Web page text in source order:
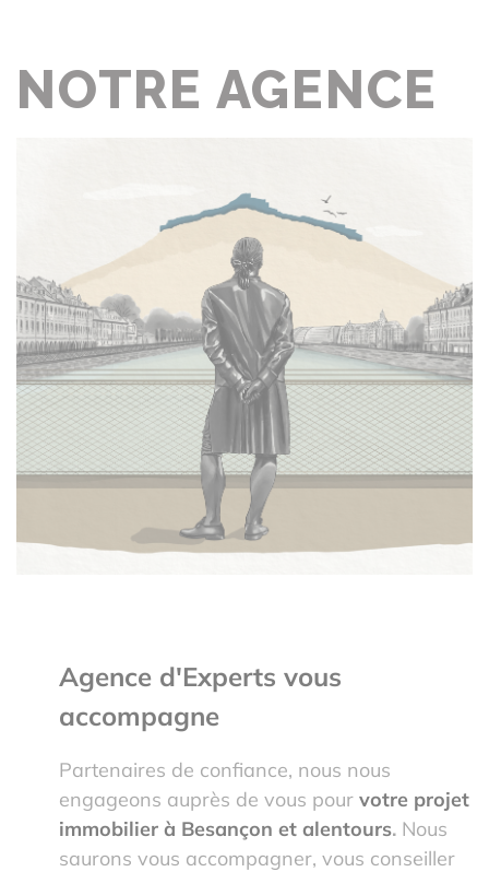
NOTRE AGENCE
Agence d'Experts vous
accompagne
Partenaires de confiance, nous nous
engageons auprès de vous pour votre projet
immobilier à Besançon et alentours. Nous
saurons vous accompagner, vous conseiller